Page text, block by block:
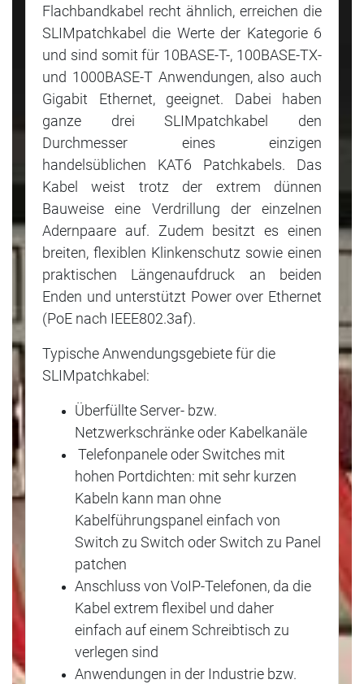
Flachbandkabel recht ähnlich, erreichen die
SLIMpatchkabel die Werte der Kategorie 6
und sind somit für 10BASE-T-, 100BASE-TX-
und 1000BASE-T Anwendungen, also auch
Gigabit Ethernet, geeignet. Dabei haben
ganze drei SLIMpatchkabel den
Durchmesser eines einzigen
handelsüblichen KAT6 Patchkabels. Das
Kabel weist trotz der extrem dünnen
Bauweise eine Verdrillung der einzelnen
Adernpaare auf. Zudem besitzt es einen
breiten, flexiblen Klinkenschutz sowie einen
praktischen Längenaufdruck an beiden
Enden und unterstützt Power over Ethernet
(PoE nach IEEE802.3af).
Typische Anwendungsgebiete für die
SLIMpatchkabel:
Überfüllte Server- bzw.
Netzwerkschränke oder Kabelkanäle
Telefonpanele oder Switches mit
hohen Portdichten: mit sehr kurzen
Kabeln kann man ohne
Kabelführungspanel einfach von
Switch zu Switch oder Switch zu Panel
patchen
Anschluss von VoIP-Telefonen, da die
Kabel extrem flexibel und daher
einfach auf einem Schreibtisch zu
verlegen sind
Anwendungen in der Industrie bzw.